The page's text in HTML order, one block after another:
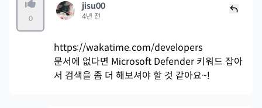
0
jisu00
4년 전
https://wakatime.com/developers
문서에 없다면 Microsoft Defender 키워드 잡아
서 검색을 좀 더 해보셔야 할 것 같아요~!